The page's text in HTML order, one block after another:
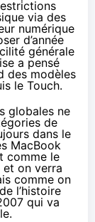
via des
numérique
d’année
générale
a pensé
des modèles
le Touch.
globales ne
de
dans le
MacBook
comme le
et on verra
comme on
l’histoire
qui va